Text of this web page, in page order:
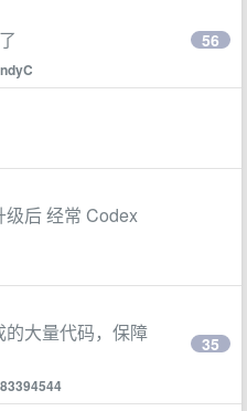
56
后 经常 Codex
大量代码，保障
35